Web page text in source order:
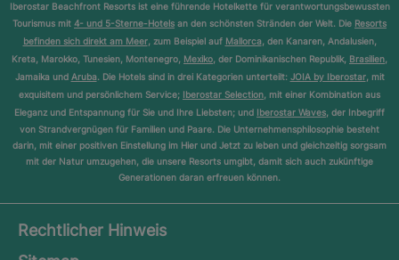
Iberostar Beachfront Resorts ist eine führende Hotelkette für verantwortungsbewussten
Tourismus mit 4- und 5-Sterne-Hotels an den schönsten Stränden der Welt. Die Resorts
befinden sich direkt am Meer, zum Beispiel auf Mallorca, den Kanaren, Andalusien,
Kreta, Marokko, Tunesien, Montenegro, Mexiko, der Dominikanischen Republik, Brasilien,
Jamaika und Aruba. Die Hotels sind in drei Kategorien unterteilt: JOIA by Iberostar, mit
exquisitem und persönlichem Service; Iberostar Selection, mit einer Kombination aus
Eleganz und Entspannung für Sie und Ihre Liebsten; und Iberostar Waves, der Inbegriff
von Strandvergnügen für Familien und Paare. Die Unternehmensphilosophie besteht
darin, mit einer positiven Einstellung im Hier und Jetzt zu leben und gleichzeitig sorgsam
mit der Natur umzugehen, die unsere Resorts umgibt, damit sich auch zukünftige
Generationen daran erfreuen können.
Rechtlicher Hinweis